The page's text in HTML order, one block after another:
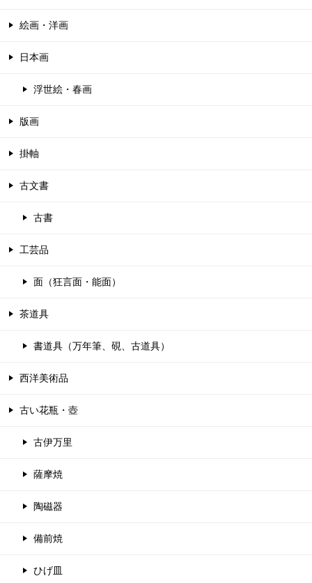
絵画・洋画
日本画
浮世絵・春画
版画
掛軸
古文書
古書
工芸品
面（狂言面・能面）
茶道具
書道具（万年筆、硯、古道具）
西洋美術品
古い花瓶・壺
古伊万里
薩摩焼
陶磁器
備前焼
ひげ皿